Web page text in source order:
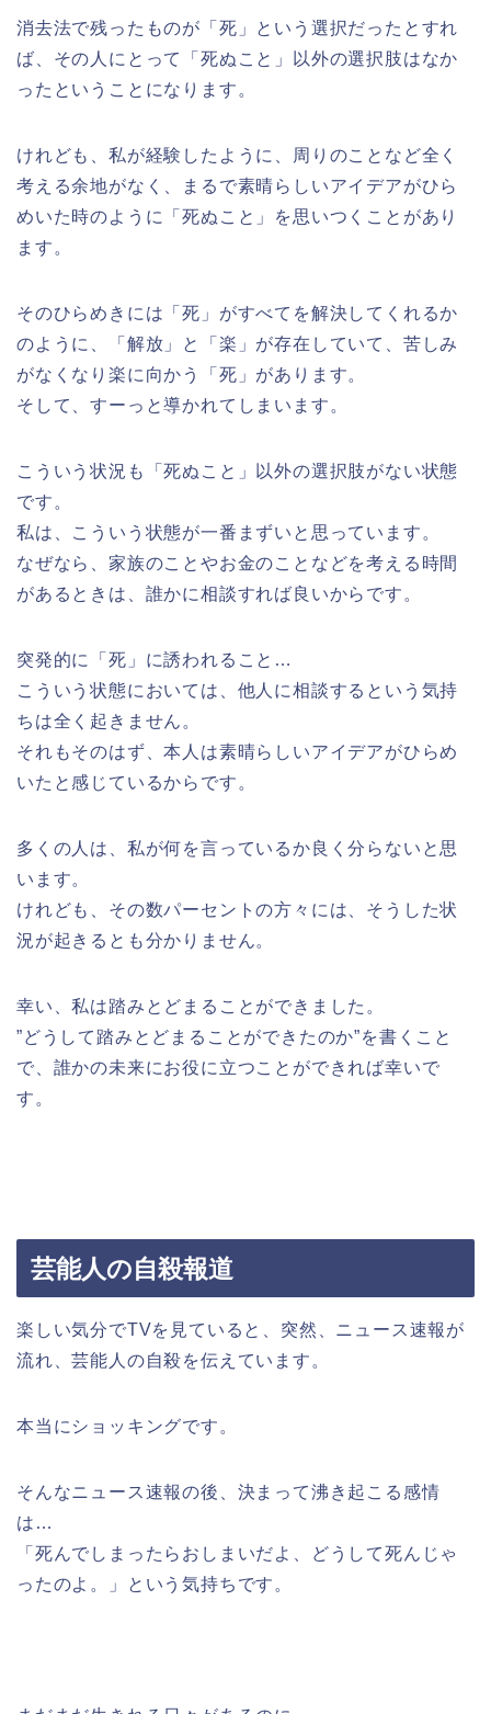
消去法で残ったものが「死」という選択だったとすれ
ば、その人にとって「死ぬこと」以外の選択肢はなか
ったということになります。
けれども、私が経験したように、周りのことなど全く
考える余地がなく、まるで素晴らしいアイデアがひら
めいた時のように「死ぬこと」を思いつくことがあり
ます。
そのひらめきには「死」がすべてを解決してくれるか
のように、「解放」と「楽」が存在していて、苦しみ
がなくなり楽に向かう「死」があります。
そして、すーっと導かれてしまいます。
こういう状況も「死ぬこと」以外の選択肢がない状態
です。
私は、こういう状態が一番まずいと思っています。
なぜなら、家族のことやお金のことなどを考える時間
があるときは、誰かに相談すれば良いからです。
突発的に「死」に誘われること…
こういう状態においては、他人に相談するという気持
ちは全く起きません。
それもそのはず、本人は素晴らしいアイデアがひらめ
いたと感じているからです。
多くの人は、私が何を言っているか良く分らないと思
います。
けれども、その数パーセントの方々には、そうした状
況が起きるとも分かりません。
幸い、私は踏みとどまることができました。
”どうして踏みとどまることができたのか”を書くこと
で、誰かの未来にお役に立つことができれば幸いで
す。
芸能人の自殺報道
楽しい気分でTVを見ていると、突然、ニュース速報が
流れ、芸能人の自殺を伝えています。
本当にショッキングです。
そんなニュース速報の後、決まって沸き起こる感情
は…
「死んでしまったらおしまいだよ、どうして死んじゃ
ったのよ。」という気持ちです。